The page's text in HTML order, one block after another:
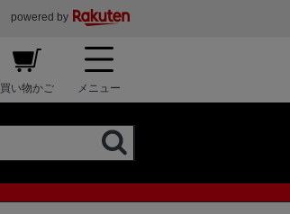
powered by
買い物かご メニュー